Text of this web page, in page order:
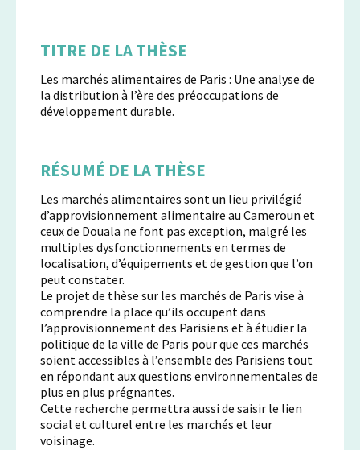
TITRE DE LA THÈSE
Les marchés alimentaires de Paris : Une analyse de
la distribution à l’ère des préoccupations de
développement durable.
RÉSUMÉ DE LA THÈSE
Les marchés alimentaires sont un lieu privilégié
d’approvisionnement alimentaire au Cameroun et
ceux de Douala ne font pas exception, malgré les
multiples dysfonctionnements en termes de
localisation, d’équipements et de gestion que l’on
peut constater.
Le projet de thèse sur les marchés de Paris vise à
comprendre la place qu’ils occupent dans
l’approvisionnement des Parisiens et à étudier la
politique de la ville de Paris pour que ces marchés
soient accessibles à l’ensemble des Parisiens tout
en répondant aux questions environnementales de
plus en plus prégnantes.
Cette recherche permettra aussi de saisir le lien
social et culturel entre les marchés et leur
voisinage.